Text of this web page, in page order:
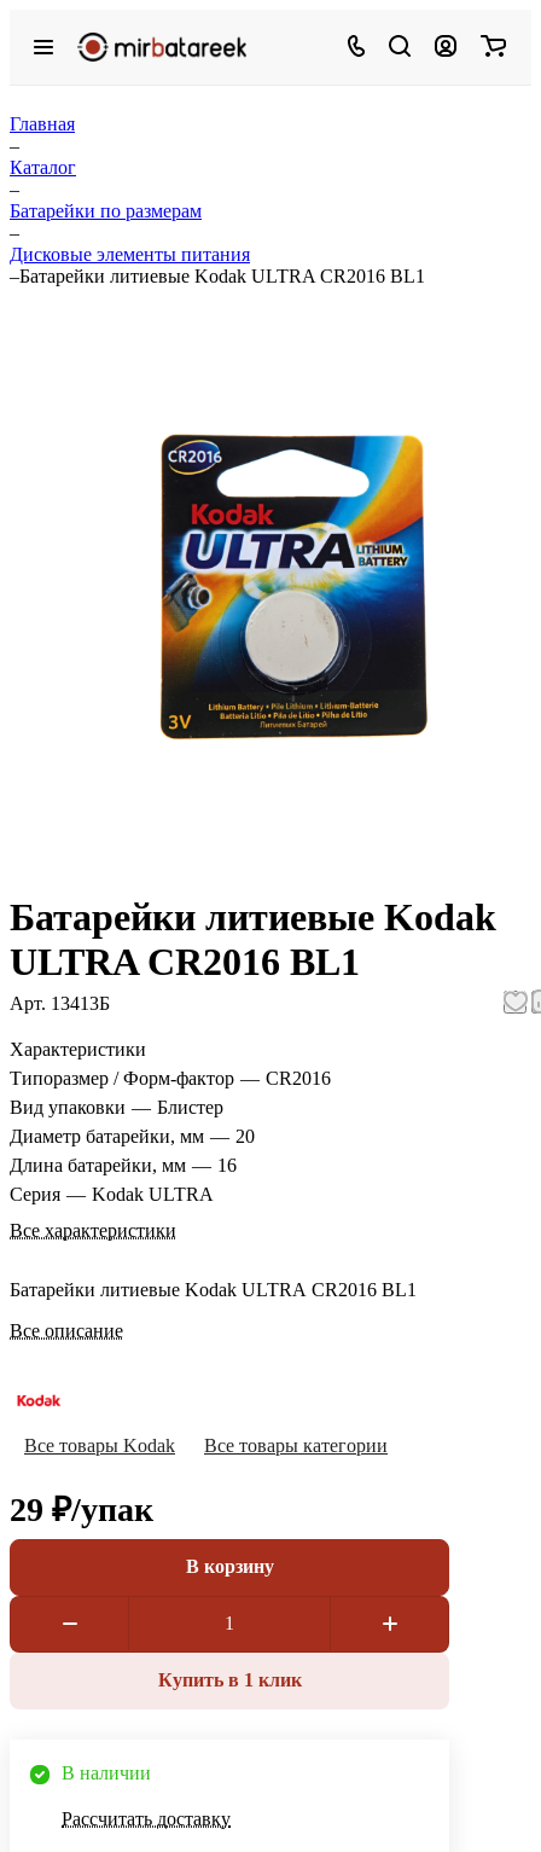
Главная
–
Каталог
–
Батарейки по размерам
–
Дисковые элементы питания
–Батарейки литиевые Kodak ULTRA CR2016 BL1
Батарейки литиевые Kodak
ULTRA CR2016 BL1
Арт. 13413Б
Характеристики
Типоразмер / Форм-фактор — CR2016
Вид упаковки — Блистер
Диаметр батарейки, мм — 20
Длина батарейки, мм — 16
Серия — Kodak ULTRA
Все характеристики
Батарейки литиевые Kodak ULTRA CR2016 BL1
Все описание
Все товары Kodak Все товары категории
29 ₽/упак
В корзину
Купить в 1 клик
В наличии
Рассчитать доставку